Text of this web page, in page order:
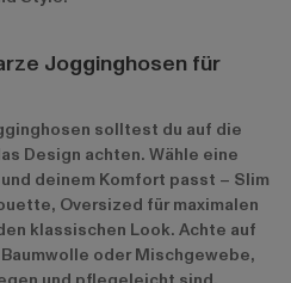
Jogginghosen für
solltest du auf die
Design achten. Wähle eine
deinem Komfort passt – Slim
Oversized für maximalen
klassischen Look. Achte auf
oder Mischgewebe,